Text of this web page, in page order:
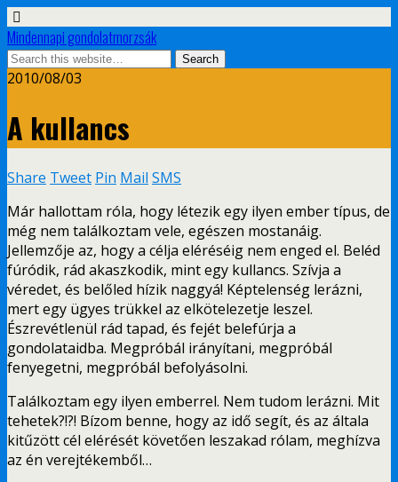
Mindennapi gondolatmorzsák
2010/08/03
A kullancs
Share Tweet Pin Mail SMS
Már hallottam róla, hogy létezik egy ilyen ember típus, de
még nem találkoztam vele, egészen mostanáig.
Jellemzője az, hogy a célja eléréséig nem enged el. Beléd
fúródik, rád akaszkodik, mint egy kullancs. Szívja a
véredet, és belőled hízik naggyá! Képtelenség lerázni,
mert egy ügyes trükkel az elkötelezetje leszel.
Észrevétlenül rád tapad, és fejét belefúrja a
gondolataidba. Megpróbál irányítani, megpróbál
fenyegetni, megpróbál befolyásolni.
Találkoztam egy ilyen emberrel. Nem tudom lerázni. Mit
tehetek?!?! Bízom benne, hogy az idő segít, és az általa
kitűzött cél elérését követően leszakad rólam, meghízva
az én verejtékemből…